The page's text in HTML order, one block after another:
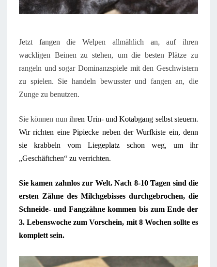
Jetzt fangen die Welpen allmählich an, auf ihren
wackligen Beinen zu stehen, um die besten Plätze zu
rangeln und sogar Dominanzspiele mit den Geschwistern
zu spielen. Sie handeln bewusster und fangen an, die
Zunge zu benutzen.
Sie können nun ihren Urin- und Kotabgang selbst steuern.
Wir richten eine Pipiecke neben der Wurfkiste ein, denn
sie krabbeln vom Liegeplatz schon weg, um ihr
„Geschäftchen“ zu verrichten.
Sie kamen zahnlos zur Welt. Nach 8-10 Tagen sind die
ersten Zähne des Milchgebisses durchgebrochen, die
Schneide- und Fangzähne kommen bis zum Ende der
3. Lebenswoche zum Vorschein, mit 8 Wochen sollte es
komplett sein.